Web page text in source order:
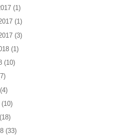
(1)
(1)
(3)
(1)
(10)
(4)
(10)
(18)
(33)